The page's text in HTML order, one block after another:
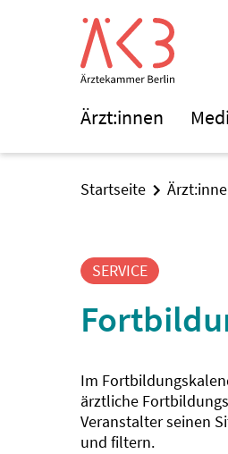
Ärzt:innen
Startseite
SERVICE
Im
ärztliche
Veranstalter seinen
und filtern.